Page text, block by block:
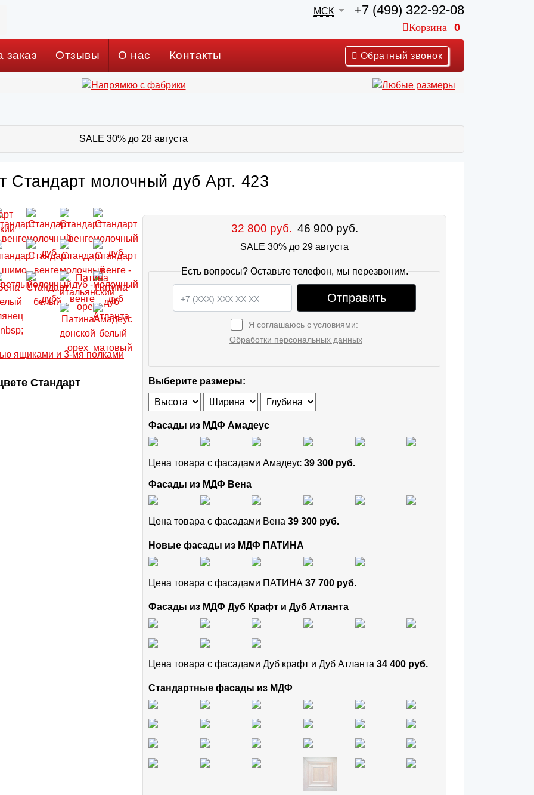
МСК +7 (499) 322-92-08
Корзина 0
заказ Отзывы О нас Контакты Обратный звонок
SALE 30% до 28 августа
молочный дуб Арт. 423
Стандарт
32 800 руб. 46 900 руб.
SALE 30% до 29 августа
Есть вопросы? Оставьте телефон, мы перезвоним.
Отправить
Я соглашаюсь с условиями:
Обработки персональных данных
Выберите размеры:
Фасады из МДФ Амадеус
Цена товара с фасадами Амадеус 39 300 руб.
Фасады из МДФ Вена
Цена товара с фасадами Вена 39 300 руб.
Новые фасады из МДФ ПАТИНА
Цена товара с фасадами ПАТИНА 37 700 руб.
Фасады из МДФ Дуб Крафт и Дуб Атланта
Цена товара с фасадами Дуб крафт и Дуб Атланта 34 400 руб.
Стандартные фасады из МДФ